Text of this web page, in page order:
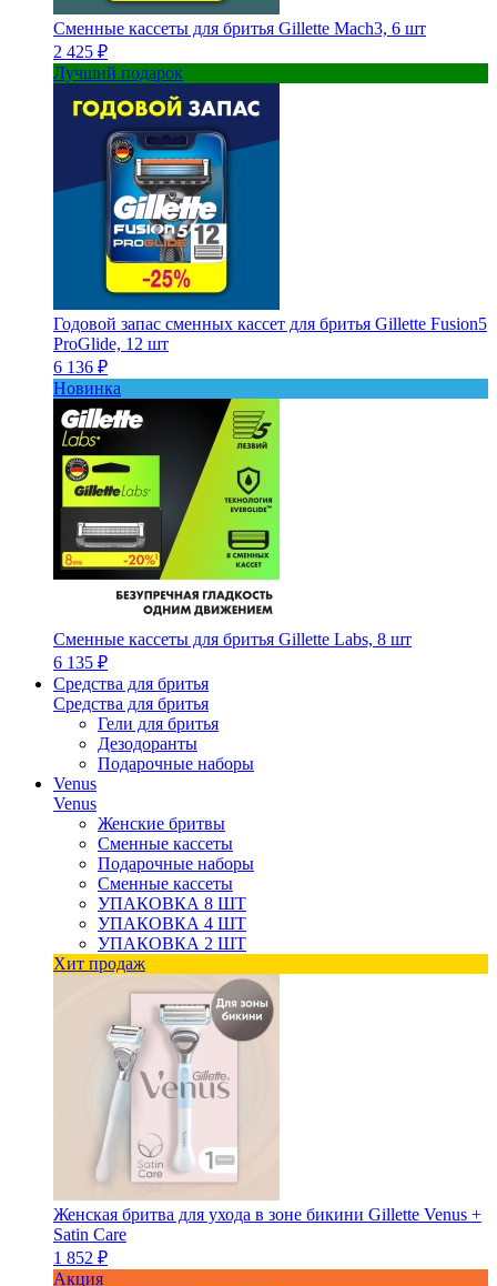
Сменные кассеты для бритья Gillette Mach3, 6 шт
2 425 ₽
Лучший подарок
Годовой запас сменных кассет для бритья Gillette Fusion5
ProGlide, 12 шт
6 136 ₽
Новинка
Сменные кассеты для бритья Gillette Labs, 8 шт
6 135 ₽
Средства для бритья
Средства для бритья
Гели для бритья
Дезодоранты
Подарочные наборы
Venus
Venus
Женские бритвы
Сменные кассеты
Подарочные наборы
Сменные кассеты
УПАКОВКА 8 ШТ
УПАКОВКА 4 ШТ
УПАКОВКА 2 ШТ
Хит продаж
Женская бритва для ухода в зоне бикини Gillette Venus +
Satin Care
1 852 ₽
Акция